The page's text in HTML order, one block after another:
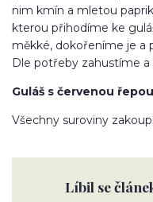
nim kmín a mletou
kterou přihodíme ke
měkké, dokořeníme je a
Dle potřeby zahustíme
Guláš s červenou řepou
Všechny suroviny
Líbil se